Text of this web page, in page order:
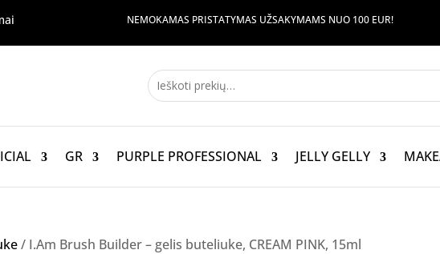
NEMOKAMAS PRISTATYMAS UŽSAKYMAMS NUO 100 EUR!
GR PURPLE PROFESSIONAL JELLY GELLY
/ I.Am Brush Builder – gelis buteliuke, CREAM PINK, 15ml